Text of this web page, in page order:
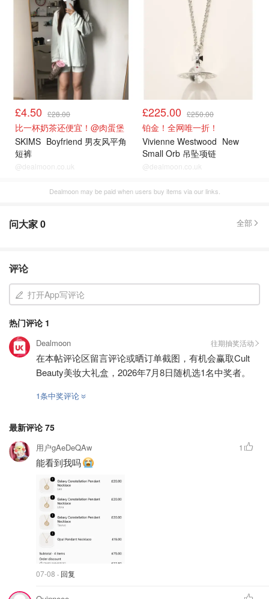
£4.50 £28.00
比一杯奶茶还便宜！@肉蛋堡
SKIMS Boyfriend 男友风平角
短裤
@dealmoon.co.uk
£225.00 £250.00
铂金！全网唯一折！
Vivienne Westwood New
Small Orb 吊坠项链
@dealmoon.co.uk
Dealmoon may be paid when users buy items via our links.
问大家0 全部
评论
打开App写评论
热门评论 1
Dealmoon 往期抽奖活动
在本帖评论区留言评论或晒订单截图，有机会赢取Cult
Beauty美妆大礼盒，2026年7月8日随机选1名中奖者。
1条中奖评论
最新评论 75
用户gAeDeQAw
能看到我吗
07-08 · 回复
1